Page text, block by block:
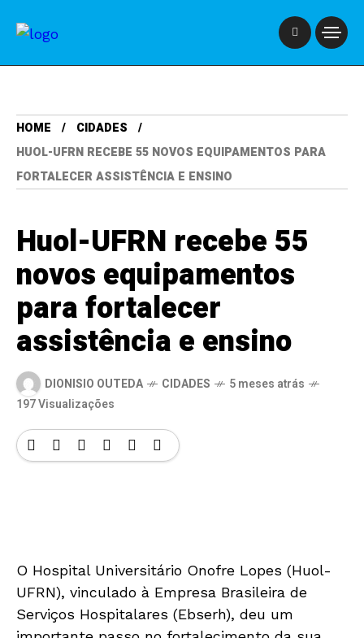
HOME
CIDADES
HUOL-UFRN RECEBE 55 NOVOS EQUIPAMENTOS PARA
FORTALECER ASSISTÊNCIA E ENSINO
Huol-UFRN recebe 55
novos equipamentos
para fortalecer
assistência e ensino
DIONISIO OUTEDA CIDADES
5 meses atrás
197 Visualizações
O Hospital Universitário Onofre Lopes (Huol-
UFRN), vinculado à Empresa Brasileira de
Serviços Hospitalares (Ebserh), deu um